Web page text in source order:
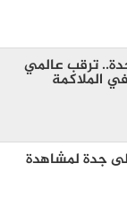
ترقب عالمي
الملاكمة
جدة لمشاهدة